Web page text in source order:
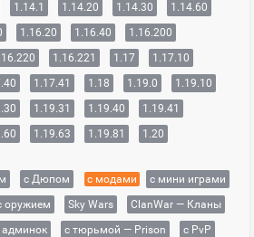
1.14.1 1.14.20 1.14.30
1.14.60
1.16.20 1.16.40
1.16.200
1.16.221 1.17
1.17.10
1.17.41 1.18 1.19.0
1.19.10
1.19.31 1.19.40
1.19.41
1.19.63 1.19.81 1.20
с Дюпом с модами
с мини играми
оружием Sky Wars
ClanWar — Кланы
с тюрьмой — Prison
с PvP